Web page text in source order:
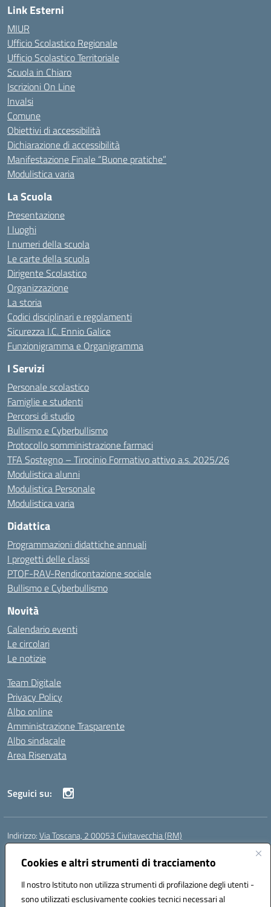
Cookies e altri strumenti di tracciamento
Il nostro Istituto non utilizza strumenti di profilazione degli utenti -
sono utilizzati esclusivamente cookies tecnici necessari al
Link Esterni
MIUR
Ufficio Scolastico Regionale
Ufficio Scolastico Territoriale
Scuola in Chiaro
Iscrizioni On Line
Invalsi
Comune
Obiettivi di accessibilità
Dichiarazione di accessibilità
Manifestazione Finale “Buone pratiche”
Modulistica varia
La Scuola
Presentazione
I luoghi
I numeri della scuola
Le carte della scuola
Dirigente Scolastico
Organizzazione
La storia
Codici disciplinari e regolamenti
Sicurezza I.C. Ennio Galice
Funzionigramma e Organigramma
I Servizi
Personale scolastico
Famiglie e studenti
Percorsi di studio
Bullismo e Cyberbullismo
Protocollo somministrazione farmaci
TFA Sostegno – Tirocinio Formativo attivo a.s. 2025/26
Modulistica alunni
Modulistica Personale
Modulistica varia
Didattica
Programmazioni didattiche annuali
I progetti delle classi
PTOF-RAV-Rendicontazione sociale
Bullismo e Cyberbullismo
Novità
Calendario eventi
Le circolari
Le notizie
Team Digitale
Privacy Policy
Albo online
Amministrazione Trasparente
Albo sindacale
Area Riservata
Seguici su:
Indirizzo:Via Toscana, 2 00053 Civitavecchia (RM)
Centralino:
Posta elettronica certificata (PEC):rmic8b900g@pec.istruzione.it
Codice fiscale: 91038380589
Codice meccanografico:RMIC8B900G